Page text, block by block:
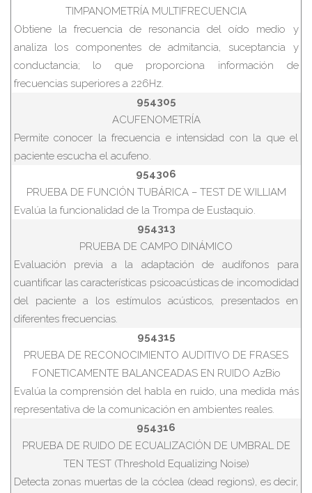
TIMPANOMETRÍA MULTIFRECUENCIA
Obtiene la frecuencia de resonancia del oído medio y
analiza los componentes de admitancia, suceptancia y
conductancia; lo que proporciona información de
frecuencias superiores a 226Hz.
954305
ACUFENOMETRÍA
Permite conocer la frecuencia e intensidad con la que el
paciente escucha el acufeno.
954306
PRUEBA DE FUNCIÓN TUBÁRICA – TEST DE WILLIAM
Evalúa la funcionalidad de la Trompa de Eustaquio.
954313
PRUEBA DE CAMPO DINÁMICO
Evaluación previa a la adaptación de audífonos para
cuantificar las características psicoacústicas de incomodidad
del paciente a los estímulos acústicos, presentados en
diferentes frecuencias.
954315
PRUEBA DE RECONOCIMIENTO AUDITIVO DE FRASES
FONETICAMENTE BALANCEADAS EN RUIDO AzBio
Evalúa la comprensión del habla en ruido, una medida más
representativa de la comunicación en ambientes reales.
954316
PRUEBA DE RUIDO DE ECUALIZACIÓN DE UMBRAL DE
TEN TEST (Threshold Equalizing Noise)
Detecta zonas muertas de la cóclea (dead regions), es decir,